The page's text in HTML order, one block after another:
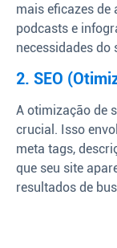
mais eficazes de
podcasts e
necessidades do
2. SEO
A otimização de
crucial. Isso
meta tags,
que seu site
resultados de